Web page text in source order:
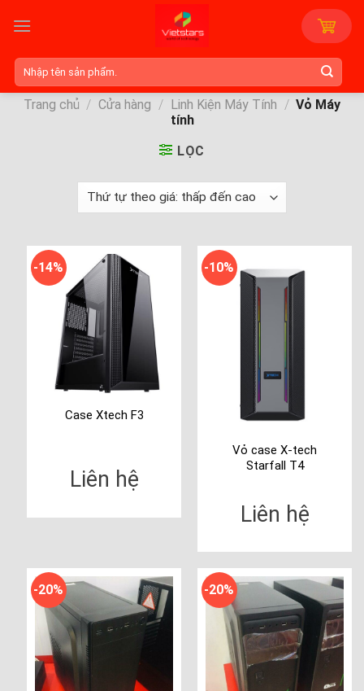
Tìm
kiếm:
Trang chủ / Cửa hàng / Linh Kiện Máy Tính / Vỏ Máy
tính
LỌC
-14%
Case Xtech F3
Liên hệ
-10%
Vỏ case X-tech
Starfall T4
Liên hệ
-20% -20%